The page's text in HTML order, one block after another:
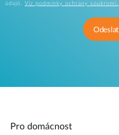
údajů. Viz podmínky ochrany soukromí.
Odeslat
Pro domácnost